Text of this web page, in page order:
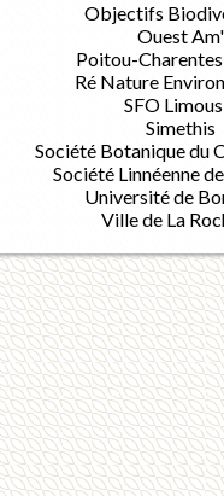
Objectifs
Ouest Am'
Poitou-
Ré Nature
SFO
Simethis
Société Botanique du
Société Linnéenne
Université de
Ville de La